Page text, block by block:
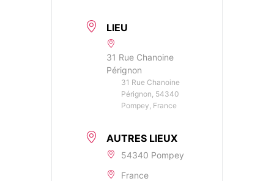
LIEU
31 Rue Chanoine
Pérignon
31 Rue Chanoine
Pérignon, 54340
Pompey, France
AUTRES LIEUX
54340 Pompey
France